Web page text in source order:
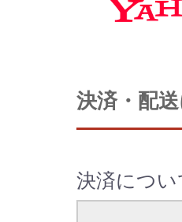
決済・配
決済につい